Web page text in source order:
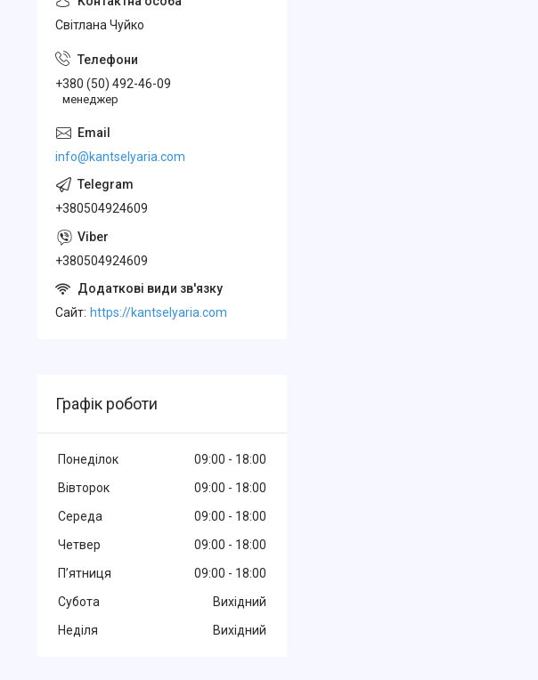
Свiтлана Чуйко
+380 (50) 492-46-09
менеджер
info@kantselyaria.com
+380504924609
+380504924609
Cайт https://kantselyaria.com
Графік роботи
Понеділок 09:00
18:00
Вівторок
09:00
18:00
Середа
09:00
18:00
Четвер
09:00
18:00
Пʼятниця
09:00
18:00
Субота
Вихідний
Неділя
Вихідний